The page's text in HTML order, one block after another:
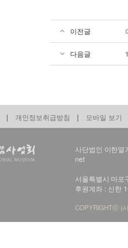
이전글
다음글
| 개인정보취급방침 | 모바일 보기
사단법인 이한
net
서울특별시 마
후원계좌 : 신한
COPYRIGHTⓒ (